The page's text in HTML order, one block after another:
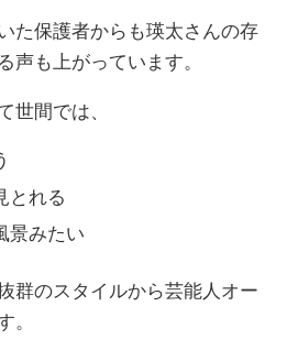
た保護者からも瑛太さんの存
声も上がっています。
世間では、
とれる
景みたい
群のスタイルから芸能人オー
。